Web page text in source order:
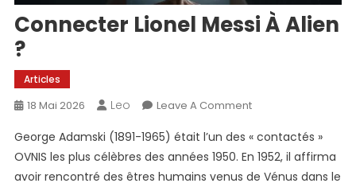
Connecter Lionel Messi À Alien
?
Articles
18 Mai 2026 Leo Leave A CommentOn
Lionel
Messi
À
George Adamski (1891-1965) était l’un des « contactés »
OVNIS les plus célèbres des années 1950. En 1952, il affirma
avoir rencontré des êtres humains venus de Vénus dans le